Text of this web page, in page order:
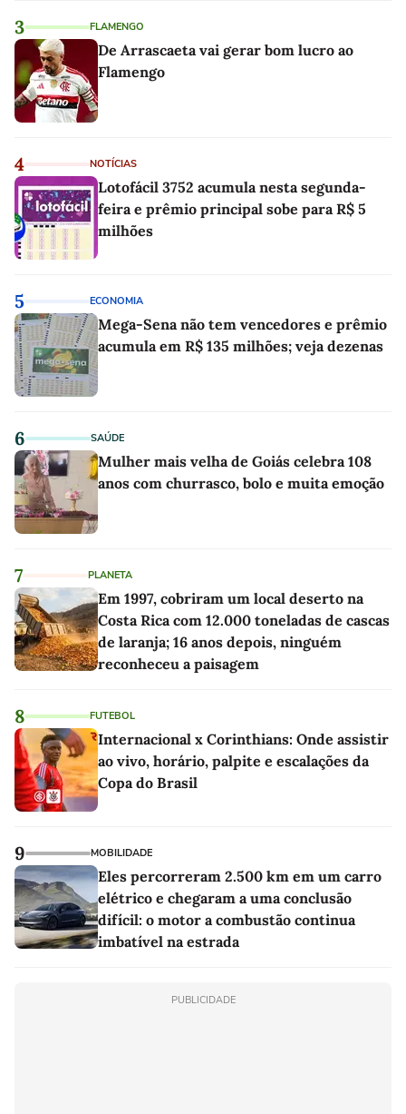
3 FLAMENGO
De Arrascaeta vai gerar bom lucro ao
Flamengo
4 NOTÍCIAS
Lotofácil 3752 acumula nesta segunda-
feira e prêmio principal sobe para R$ 5
milhões
5 ECONOMIA
Mega-Sena não tem vencedores e prêmio
acumula em R$ 135 milhões; veja dezenas
6 SAÚDE
Mulher mais velha de Goiás celebra 108
anos com churrasco, bolo e muita emoção
7 PLANETA
Em 1997, cobriram um local deserto na
Costa Rica com 12.000 toneladas de cascas
de laranja; 16 anos depois, ninguém
reconheceu a paisagem
8 FUTEBOL
Internacional x Corinthians: Onde assistir
ao vivo, horário, palpite e escalações da
Copa do Brasil
9 MOBILIDADE
Eles percorreram 2.500 km em um carro
elétrico e chegaram a uma conclusão
difícil: o motor a combustão continua
imbatível na estrada
PUBLICIDADE